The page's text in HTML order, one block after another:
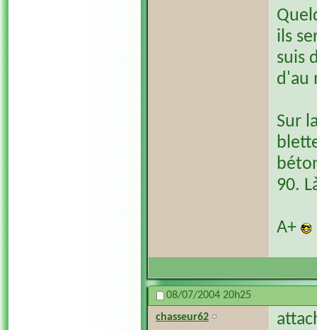
ils
suis
d'au
Sur
90.
A+
08/07/2004 20h25
chasseur62